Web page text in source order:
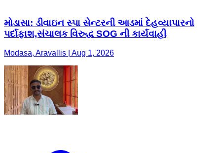
મોડાસા: ડીવાઇન સ્પા સેન્ટરની આડમાં દેહવ્યાપારનો
પર્દાફાશ,સંચાલક વિરુદ્ધ SOG ની કાર્યવાહી
Modasa, Aravallis | Aug 1, 2026